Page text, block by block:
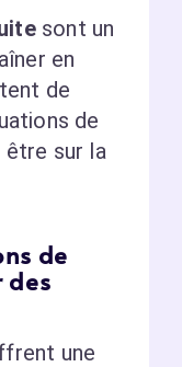
sont un
en
de
de
être sur la
de
des
une